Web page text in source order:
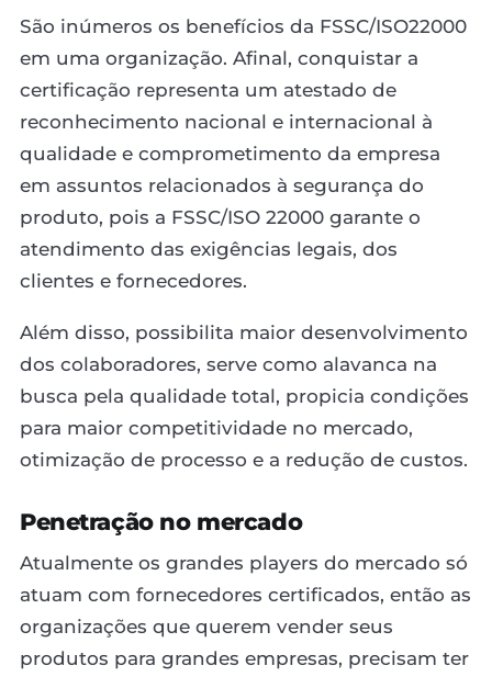
São inúmeros os benefícios da FSSC/ISO22000
em uma organização. Afinal, conquistar a
certificação representa um atestado de
reconhecimento nacional e internacional à
qualidade e comprometimento da empresa
em assuntos relacionados à segurança do
produto, pois a FSSC/ISO 22000 garante o
atendimento das exigências legais, dos
clientes e fornecedores.
Além disso, possibilita maior desenvolvimento
dos colaboradores, serve como alavanca na
busca pela qualidade total, propicia condições
para maior competitividade no mercado,
otimização de processo e a redução de custos.
Penetração no mercado
Atualmente os grandes players do mercado só
atuam com fornecedores certificados, então as
organizações que querem vender seus
produtos para grandes empresas, precisam ter